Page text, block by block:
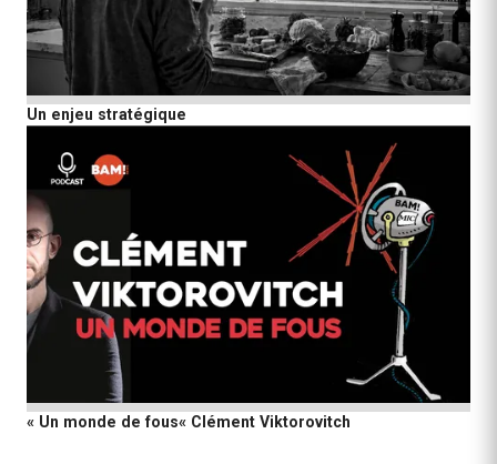
Un enjeu stratégique
« Un monde de fous« Clément Viktorovitch